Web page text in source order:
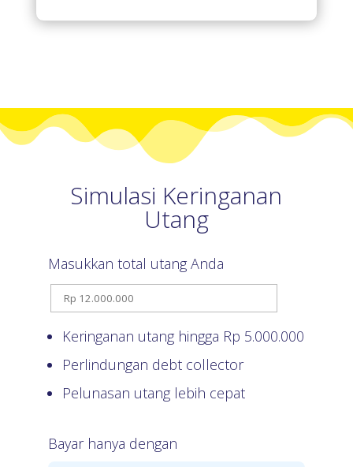
Simulasi Keringanan
Utang
Masukkan total utang Anda
Keringanan utang hingga Rp 5.000.000
Perlindungan debt collector
Pelunasan utang lebih cepat
Bayar hanya dengan